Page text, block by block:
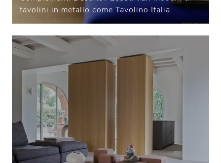
tavolini in metallo come Tavolino Italia.